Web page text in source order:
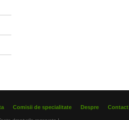
Comisii de specialitate Despre Contact